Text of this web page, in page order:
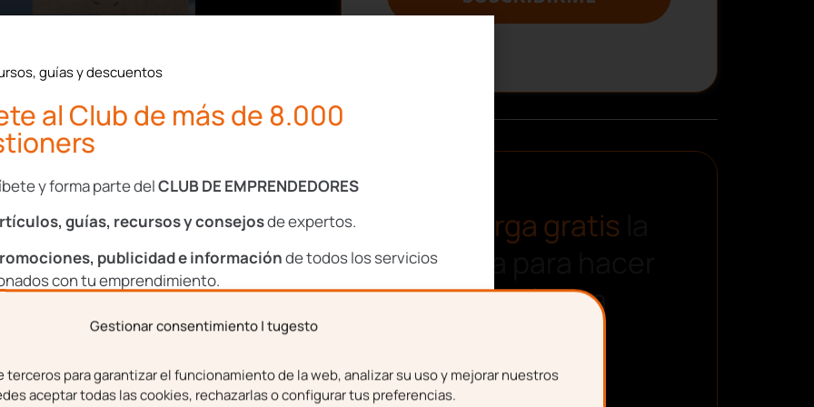
Gestionar consentimiento | tugesto
terceros para garantizar el funcionamiento de la web, analizar su uso y mejorar nuestros
aceptar todas las cookies, rechazarlas o configurar tus preferencias.
la jornada laboral
los meses de julio y
reducir el trabajo al
del volumen de
tomar este tipo de
desempeñar
de flexibilizar el
españoles están a
actualmente solo se
de los beneficios que
Descarga gratis
plantilla para hacer
una nómina
guías y descuentos
al Club de más de 8.000
y forma parte delCLUB DE EMPRENDEDORES
guías, recursos y consejosde expertos.
publicidad e informaciónde todos los servicios
con tu emprendimiento.
Apellidos